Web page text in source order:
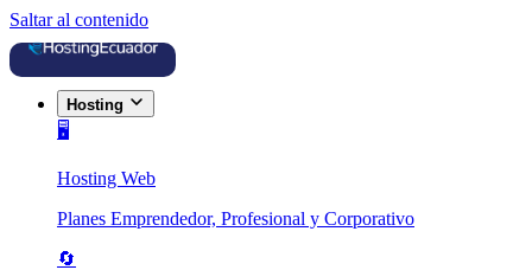
Saltar al contenido
Hosting
🖥️
Hosting Web
Planes Emprendedor, Profesional y Corporativo
🔄